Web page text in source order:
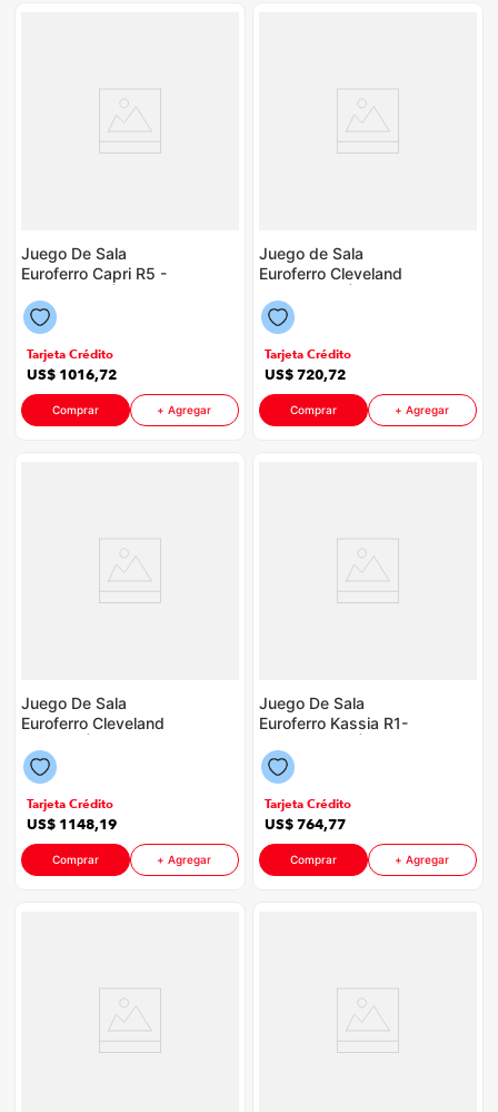
Juego De Sala
Euroferro Capri R5 -
Puestos Color
Chocolate
Tarjeta Crédito
US$ 1016,72
Comprar + Agregar
Juego de Sala
Euroferro Cleveland
Gris
Tarjeta Crédito
US$720,72
Comprar + Agregar
Juego De Sala
Euroferro Cleveland
Tarjeta Crédito
US$ 1148,19
Comprar + Agregar
Juego De Sala
Euroferro Kassia R1-
Puestos Color Beige
Tarjeta Crédito
US$764,77
Comprar + Agregar